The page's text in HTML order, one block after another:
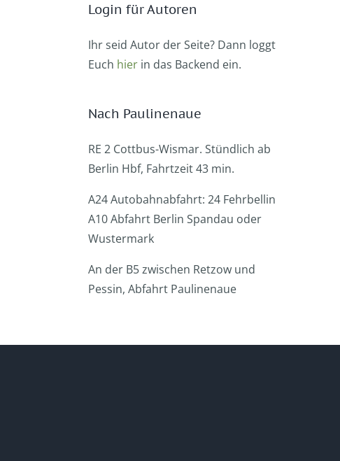
Login für Autoren
Ihr seid Autor der Seite? Dann loggt
Euch hier in das Backend ein.
Nach Paulinenaue
RE 2 Cottbus-Wismar. Stündlich ab
Berlin Hbf, Fahrtzeit 43 min.
A24 Autobahnabfahrt: 24 Fehrbellin
A10 Abfahrt Berlin Spandau oder
Wustermark
An der B5 zwischen Retzow und
Pessin, Abfahrt Paulinenaue